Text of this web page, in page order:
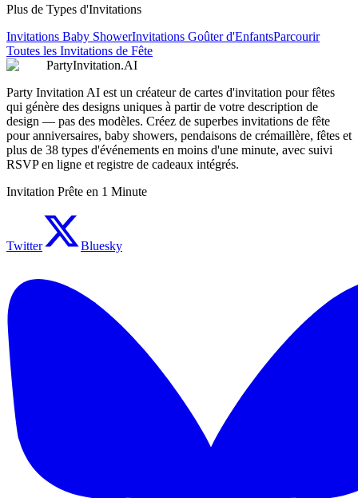
Plus de Types d'Invitations
Invitations Baby ShowerInvitations Goûter d'EnfantsParcourir
Toutes les Invitations de Fête
PartyInvitation.AI
Party Invitation AI est un créateur de cartes d'invitation pour fêtes
qui génère des designs uniques à partir de votre description de
design — pas des modèles. Créez de superbes invitations de fête
pour anniversaires, baby showers, pendaisons de crémaillère, fêtes et
plus de 38 types d'événements en moins d'une minute, avec suivi
RSVP en ligne et registre de cadeaux intégrés.
Invitation Prête en 1 Minute
Twitter Bluesky